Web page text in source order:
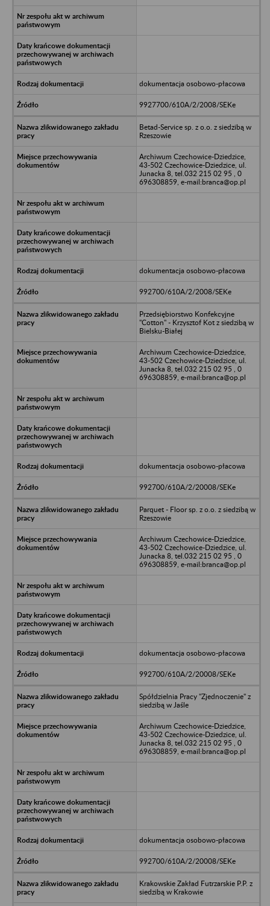
dokumentacja osobowo-płacowa
9927700/610A/2/2008/SEKe
Betad-Service sp. z o.o. z siedzibą w
Rzeszowie
Archiwum Czechowice-Dziedzice,
43-502 Czechowice-Dziedzice, ul.
Junacka 8, tel.032 215 02 95 , 0
696308859, e-mail:branca@op.pl
dokumentacja osobowo-płacowa
992700/610A/2/2008/SEKe
Przedsiębiorstwo Konfekcyjne
"Cotton" - Krzysztof Kot z siedzibą w
Bielsku-Białej
Archiwum Czechowice-Dziedzice,
43-502 Czechowice-Dziedzice, ul.
Junacka 8, tel.032 215 02 95 , 0
696308859, e-mail:branca@op.pl
dokumentacja osobowo-płacowa
992700/610A/2/20008/SEKe
Parquet - Floor sp. z o.o. z siedzibą w
Rzeszowie
Archiwum Czechowice-Dziedzice,
43-502 Czechowice-Dziedzice, ul.
Junacka 8, tel.032 215 02 95 , 0
696308859, e-mail:branca@op.pl
dokumentacja osobowo-płacowa
992700/610A/2/20008/SEKe
Spółdzielnia Pracy "Zjednoczenie" z
siedzibą w Jaśle
Archiwum Czechowice-Dziedzice,
43-502 Czechowice-Dziedzice, ul.
Junacka 8, tel.032 215 02 95 , 0
696308859, e-mail:branca@op.pl
dokumentacja osobowo-płacowa
992700/610A/2/20008/SEKe
Krakowskie Zakład Futrzarskie P.P. z
siedzibą w Krakowie